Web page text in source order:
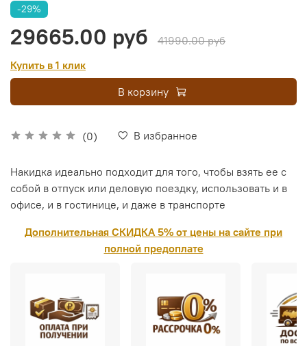
(0) В избранное
-29%
29665.00 руб
41990.00 руб
Купить в 1 клик
В корзину
Накидка идеально подходит для того, чтобы взять ее с
собой в отпуск или деловую поездку, использовать и в
офисе, и в гостинице, и даже в транспорте
Дополнительная СКИДКА 5% от цены на сайте при
полной предоплате